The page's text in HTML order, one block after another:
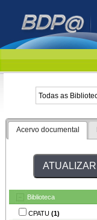
Acervo documental
Biblioteca
CPATU (1)